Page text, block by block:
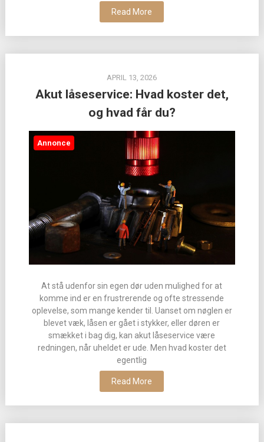
Read More
APRIL 13, 2026
Akut låseservice: Hvad koster det,
og hvad får du?
Annonce
At stå udenfor sin egen dør uden mulighed for at
komme ind er en frustrerende og ofte stressende
oplevelse, som mange kender til. Uanset om nøglen er
blevet væk, låsen er gået i stykker, eller døren er
smækket i bag dig, kan akut låseservice være
redningen, når uheldet er ude. Men hvad koster det
egentlig
Read More